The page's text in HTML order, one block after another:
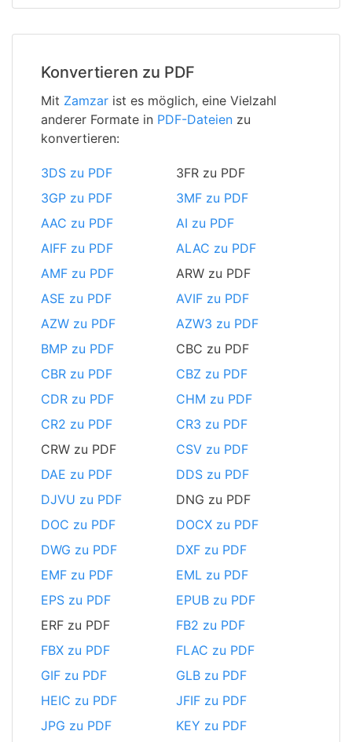
Konvertieren zu PDF
Mit Zamzar ist es möglich, eine Vielzahl
anderer Formate in PDF-Dateien zu
konvertieren:
3DS zu PDF
3FR zu PDF
3GP zu PDF
3MF zu PDF
AAC zu PDF
AI zu PDF
AIFF zu PDF
ALAC zu PDF
AMF zu PDF
ARW zu PDF
ASE zu PDF
AVIF zu PDF
AZW zu PDF
AZW3 zu PDF
BMP zu PDF
CBC zu PDF
CBR zu PDF
CBZ zu PDF
CDR zu PDF
CHM zu PDF
CR2 zu PDF
CR3 zu PDF
CRW zu PDF
CSV zu PDF
DAE zu PDF
DDS zu PDF
DJVU zu PDF
DNG zu PDF
DOC zu PDF
DOCX zu PDF
DWG zu PDF
DXF zu PDF
EMF zu PDF
EML zu PDF
EPS zu PDF
EPUB zu PDF
ERF zu PDF
FB2 zu PDF
FBX zu PDF
FLAC zu PDF
GIF zu PDF
GLB zu PDF
HEIC zu PDF
JFIF zu PDF
JPG zu PDF
KEY zu PDF